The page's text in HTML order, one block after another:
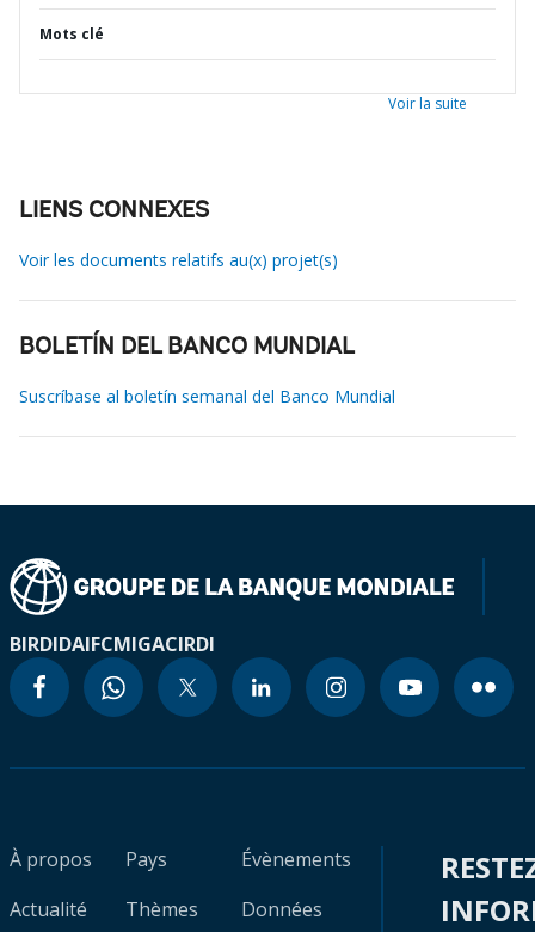
Mots clé
Voir la suite
LIENS CONNEXES
Voir les documents relatifs au(x) projet(s)
BOLETÍN DEL BANCO MUNDIAL
Suscríbase al boletín semanal del Banco Mundial
BIRDIDAIFCMIGACIRDI
À propos
Actualité
Pays
Thèmes
Évènements
Données